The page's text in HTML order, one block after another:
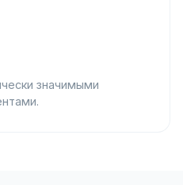
значимыми